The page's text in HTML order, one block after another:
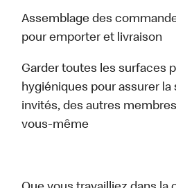
Assemblage des
pour emporter et livraison
Garder toutes les surfaces
hygiéniques pour assurer la
invités, des autres
vous-même